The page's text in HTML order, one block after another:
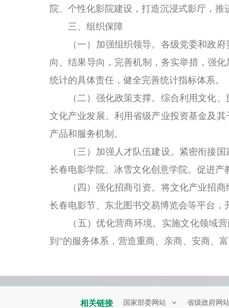
院、个性化影院建设，打造沉浸式影厅，
三、组织保障
（一）加强组织领导。各级党委和政府
向、结果导向，完善机制，务实举措，强
统计的具体责任，健全完善统计指标体系。
（二）强化政策支撑。综合利用文化、
文化产业发展。利用省级产业投资基金及
产品和服务机制。
（三）加强人才队伍建设。紧密衔接国
长春电影学院、冰雪文化创意学院。促进产
（四）强化招商引资。将文化产业招商
长春电影节、东北图书交易博览会等平台，
（五）优化营商环境。实施文化领域营
到”的服务体系，营造重商、亲商、安商、
相关链接 国家部委网站 省级政府网